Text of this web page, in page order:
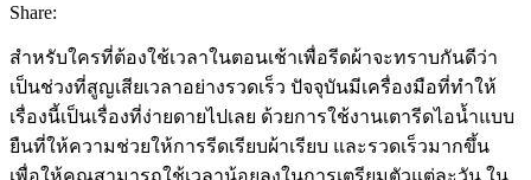
Share:
สำหรับใครที่ต้องใช้เวลาในตอนเช้าเพื่อรีดผ้าจะทราบกันดีว่า
เป็นช่วงที่สูญเสียเวลาอย่างรวดเร็ว ปัจจุบันมีเครื่องมือที่ทำให้
เรื่องนี้เป็นเรื่องที่ง่ายดายไปเลย ด้วยการใช้งานเตารีดไอน้ำแบบ
ยืนที่ให้ความช่วยให้การรีดเรียบผ้าเรียบ และรวดเร็วมากขึ้น
เพื่อให้คุณสามารถใช้เวลาน้อยลงในการเตรียมตัวแต่ละวัน ใน